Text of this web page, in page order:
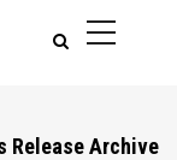
Release Archive